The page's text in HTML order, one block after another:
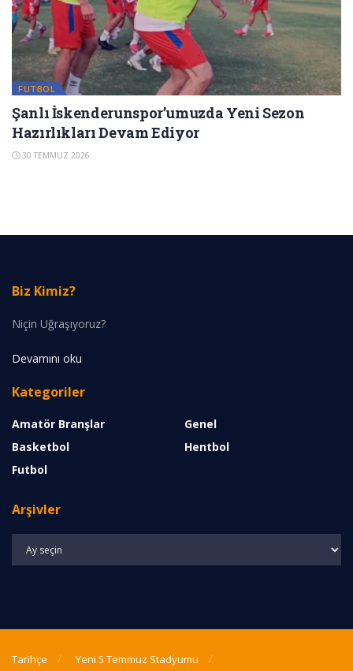
FUTBOL
Şanlı İskenderunspor’umuzda Yeni Sezon
Hazırlıkları Devam Ediyor
30 TEMMUZ 2026
Biz Kimiz?
Niçin Uğraşıyoruz?
Devamını oku
Kategoriler
Amatör Branşlar
Basketbol
Futbol
Genel
Hentbol
Arşivler
Tarihçe
Yeni 5 Temmuz Stadyumu